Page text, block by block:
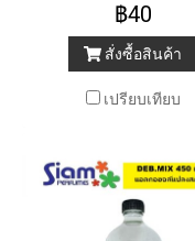
฿40
สั่งซื้อสินค้า
เปรียบเทียบ